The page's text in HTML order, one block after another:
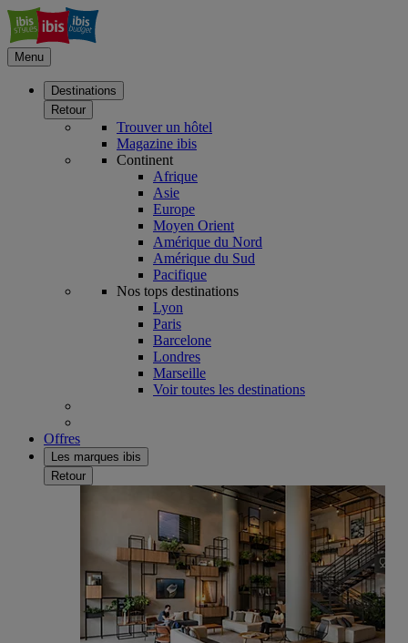
Menu
Destinations
Retour
Trouver un hôtel
Magazine ibis
Continent
Afrique
Asie
Europe
Moyen Orient
Amérique du Nord
Amérique du Sud
Pacifique
Nos tops destinations
Lyon
Paris
Barcelone
Londres
Marseille
Voir toutes les destinations
Offres
Les marques ibis
Retour